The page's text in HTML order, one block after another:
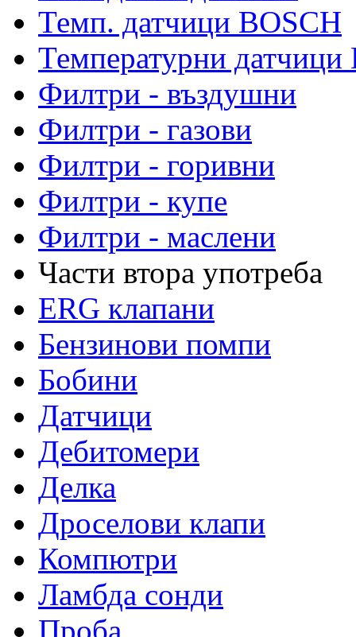
Темп. датчици BOSCH
Температурни датчици
Филтри - въздушни
Филтри - газови
Филтри - горивни
Филтри - купе
Филтри - маслени
Части втора употреба
ERG клапани
Бензинови помпи
Бобини
Датчици
Дебитомери
Делка
Дроселови клапи
Компютри
Ламбда сонди
Проба